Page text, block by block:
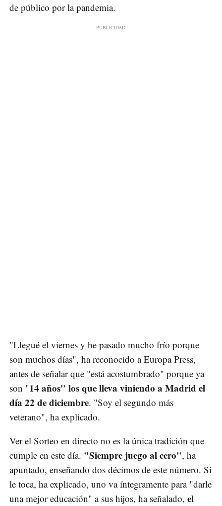
de público por la pandemia.
"Llegué el viernes y he pasado mucho frío porque
son muchos días", ha reconocido a Europa Press,
antes de señalar que "está acostumbrado" porque ya
son "14 años" los que lleva viniendo a Madrid el
día 22 de diciembre. "Soy el segundo más
veterano", ha explicado.
Ver el Sorteo en directo no es la única tradición que
cumple en este día. "Siempre juego al cero", ha
apuntado, enseñando dos décimos de este número. Si
le toca, ha explicado, uno va íntegramente para "darle
una mejor educación" a sus hijos, ha señalado, el